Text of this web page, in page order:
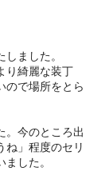
ました。
り綺麗な装丁
ので場所をとら
。今のところ出
ね」程度のセリ
した。